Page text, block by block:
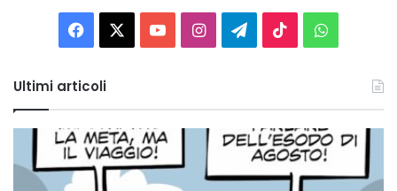
Facebook You InstagramTelegram
TikTok
Ultimi articoli